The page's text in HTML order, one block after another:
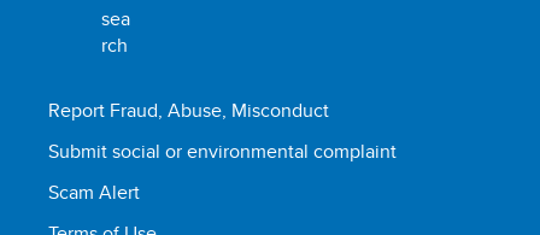
Report Fraud, Abuse, Misconduct
Submit social or environmental complaint
Scam Alert